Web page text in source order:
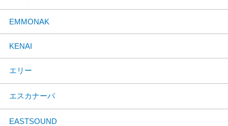
EMMONAK
KENAI
エリー
エスカナーバ
EASTSOUND